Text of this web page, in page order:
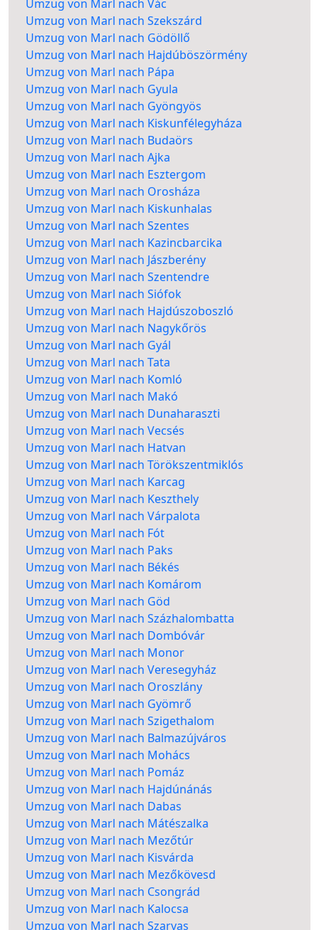
Umzug von Marl nach Vác
Umzug von Marl nach Szekszárd
Umzug von Marl nach Gödöllő
Umzug von Marl nach Hajdúböszörmény
Umzug von Marl nach Pápa
Umzug von Marl nach Gyula
Umzug von Marl nach Gyöngyös
Umzug von Marl nach Kiskunfélegyháza
Umzug von Marl nach Budaörs
Umzug von Marl nach Ajka
Umzug von Marl nach Esztergom
Umzug von Marl nach Orosháza
Umzug von Marl nach Kiskunhalas
Umzug von Marl nach Szentes
Umzug von Marl nach Kazincbarcika
Umzug von Marl nach Jászberény
Umzug von Marl nach Szentendre
Umzug von Marl nach Siófok
Umzug von Marl nach Hajdúszoboszló
Umzug von Marl nach Nagykőrös
Umzug von Marl nach Gyál
Umzug von Marl nach Tata
Umzug von Marl nach Komló
Umzug von Marl nach Makó
Umzug von Marl nach Dunaharaszti
Umzug von Marl nach Vecsés
Umzug von Marl nach Hatvan
Umzug von Marl nach Törökszentmiklós
Umzug von Marl nach Karcag
Umzug von Marl nach Keszthely
Umzug von Marl nach Várpalota
Umzug von Marl nach Fót
Umzug von Marl nach Paks
Umzug von Marl nach Békés
Umzug von Marl nach Komárom
Umzug von Marl nach Göd
Umzug von Marl nach Százhalombatta
Umzug von Marl nach Dombóvár
Umzug von Marl nach Monor
Umzug von Marl nach Veresegyház
Umzug von Marl nach Oroszlány
Umzug von Marl nach Gyömrő
Umzug von Marl nach Szigethalom
Umzug von Marl nach Balmazújváros
Umzug von Marl nach Mohács
Umzug von Marl nach Pomáz
Umzug von Marl nach Hajdúnánás
Umzug von Marl nach Dabas
Umzug von Marl nach Mátészalka
Umzug von Marl nach Mezőtúr
Umzug von Marl nach Kisvárda
Umzug von Marl nach Mezőkövesd
Umzug von Marl nach Csongrád
Umzug von Marl nach Kalocsa
Umzug von Marl nach Szarvas